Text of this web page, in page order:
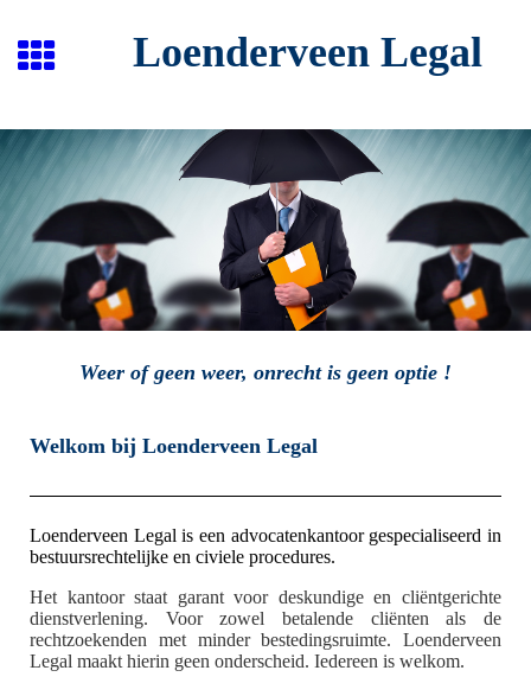
Loenderveen Legal
Weer of geen weer, onrecht is geen optie !
Welkom bij Loenderveen Legal
Loenderveen Legal is een advocatenkantoor gespecialiseerd in
bestuursrechtelijke en civiele procedures.
Het kantoor staat garant voor deskundige en cliëntgerichte
dienstverlening. Voor zowel betalende cliënten als de
rechtzoekenden met minder bestedingsruimte. Loenderveen
Legal maakt hierin geen onderscheid. Iedereen is welkom.